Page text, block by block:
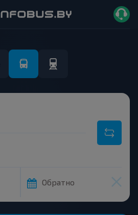
Обратно